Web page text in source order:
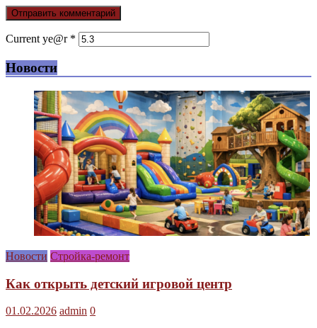
Current ye@r *
Новости
Новости Стройка-ремонт
Как открыть детский игровой центр
01.02.2026 admin 0